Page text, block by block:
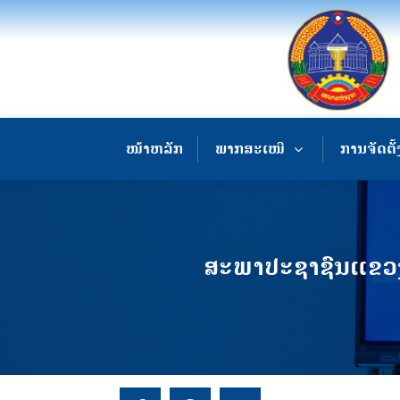
ໜ້າຫລັກ ພາກສະເໜີ ການຈັດຕັ້
ສະພາປະຊາຊົນແຂ